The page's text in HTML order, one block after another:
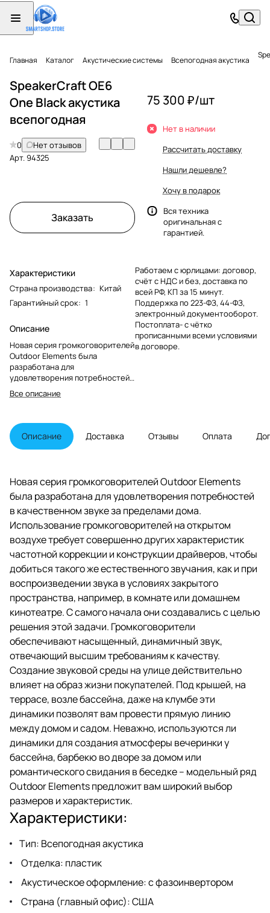
Главная Каталог Акустические системы Всепогодная акустика
SpeakerCraft OE6
One Black акустика
всепогодная
0
Нет отзывов
Арт.94325
Заказать
Характеристики
Страна производства: Китай
Гарантийный срок: 1
Описание
Новая серия громкоговорителей
Outdoor Elements была
разработана для
удовлетворения потребностей
в качественном звуке за
пределами дома. Использование
открытом воздухе требует
совершенно других
характеристик частотной
такого же естественного
звучания, как и при
воспроизведении звука в
условиях закрытого
пространства, например, в
комнате или домашнем
кинотеатре. С самого начала
они создавались с целью
решения этой задачи.
Все описание
75 300 ₽/шт
Нет в наличии
Рассчитать доставку
Нашли дешевле?
Хочу в подарок
Вся техника
оригинальная с
гарантией.
Работаем с юрлицами: договор,
счёт с НДС и без, доставка по
всей РФ, КП за 15 минут.
Поддержка по 223-ФЗ, 44-ФЗ,
электронный документооборот.
Постоплата- с чётко
прописанными всеми условиями
в договоре.
Описание Доставка Отзывы Оплата
Новая серия громкоговорителей Outdoor Elements
была разработана для удовлетворения потребностей
в качественном звуке за пределами дома.
Использование громкоговорителей на открытом
воздухе требует совершенно других характеристик
частотной коррекции и конструкции драйверов, чтобы
добиться такого же естественного звучания, как и при
воспроизведении звука в условиях закрытого
пространства, например, в комнате или домашнем
кинотеатре. С самого начала они создавались с целью
решения этой задачи. Громкоговорители
обеспечивают насыщенный, динамичный звук,
отвечающий высшим требованиям к качеству.
Создание звуковой среды на улице действительно
влияет на образ жизни покупателей. Под крышей, на
террасе, возле бассейна, даже на клумбе эти
динамики позволят вам провести прямую линию
между домом и садом. Неважно, используются ли
динамики для создания атмосферы вечеринки у
бассейна, барбекю во дворе за домом или
романтического свидания в беседке – модельный ряд
Outdoor Elements предложит вам широкий выбор
размеров и характеристик.
Характеристики:
Тип: Всепогодная акустика
Отделка: пластик
Акустическое оформление: с фазоинвертором
Страна (главный офис): США